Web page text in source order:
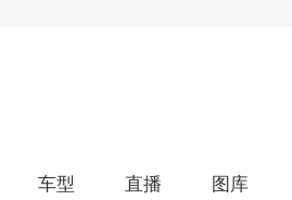
车型 直播 图库